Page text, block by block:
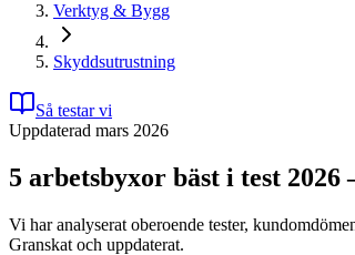
Verktyg & Bygg
Skyddsutrustning
Så testar vi
Uppdaterad mars 2026
5 arbetsbyxor bäst i test
Vi har analyserat oberoende tester,
Granskat och uppdaterat.